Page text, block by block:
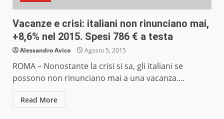
Vacanze e crisi: italiani non rinunciano mai,
+8,6% nel 2015. Spesi 786 € a testa
Alessandro Avico Agosto 5, 2015
ROMA – Nonostante la crisi si sa, gli italiani se
possono non rinunciano mai a una vacanza....
Read More